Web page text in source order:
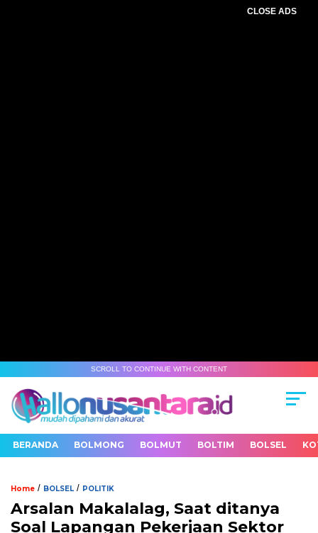
CLOSE ADS
SCROLL TO CONTINUE WITH CONTENT
BERANDA BOLMONG BOLMUT BOLTIM BOLSEL
Home / BOLSEL / POLITIK
Arsalan Makalalag, Saat ditanya
Soal Lapangan Pekerjaan Sektor